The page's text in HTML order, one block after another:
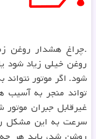
.چراغ هشدار روغن
روغن خیلی زیاد شود
شود. اگر موتور
تواند منجر به آسیب
غیرقابل جبران
سرعت به این مشکل